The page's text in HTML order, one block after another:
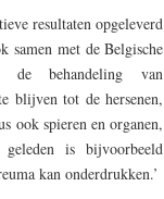
resultaten opgeleverd
samen met de Belgische
de behandeling van
blijven tot de hersenen,
ook spieren en organen,
is bijvoorbeeld
kan onderdrukken.’